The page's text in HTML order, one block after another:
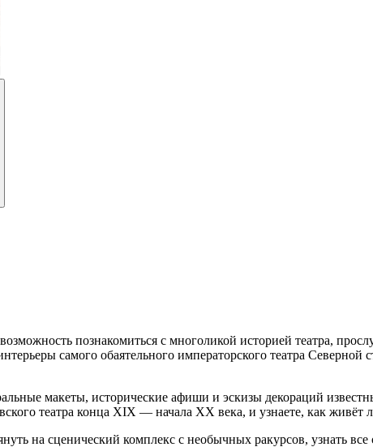
познакомиться с многоликой историей театра,
самого обаятельного императорского театра Северной
макеты, исторические афиши и эскизы декораций
театра конца XIX — начала XX века, и узнаете, как живёт
на сценический комплекс с необычных ракурсов, узнать все